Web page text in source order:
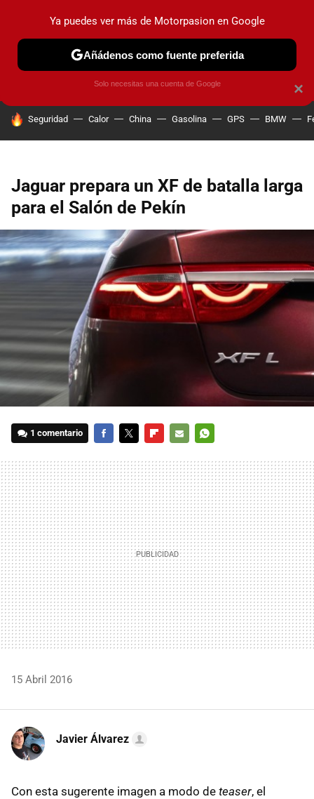
PRUEBAS COCHES ELÉCTRICOS OBSERVATORIO
HOY SE HABLA DE
Seguridad Calor China Gasolina GPS BMW
Jaguar prepara un XF de batalla larga
para el Salón de Pekín
1 comentario
MAIL
15 Abril 2016
Javier Álvarez
Con esta sugerente imagen a modo de teaser, el
×
Ya puedes ver más de Motorpasion en Google
Añádenos como fuente preferida
Solo necesitas una cuenta de Google